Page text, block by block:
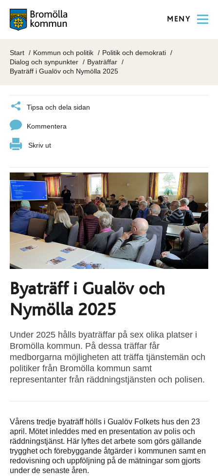
MENY
Start Kommun och politik
Politik och demokrati
Dialog och synpunkter
Byaträffar
Byaträff i Gualöv och Nymölla 2025
Tipsa och dela sidan
Kommentera
Skriv ut
Byaträff i Gualöv och
Nymölla 2025
Under 2025 hålls byaträffar på sex olika platser i
Bromölla kommun. På dessa träffar får
medborgarna möjligheten att träffa tjänstemän och
politiker från Bromölla kommun samt
representanter från räddningstjänsten och polisen.
Vårens tredje byaträff hölls i Gualöv Folkets hus den 23
april. Mötet inleddes med en presentation av polis och
räddningstjänst. Här lyftes det arbete som görs gällande
trygghet och förebyggande åtgärder i kommunen samt en
redovisning och uppföljning på de mätningar som gjorts
under de senaste åren.